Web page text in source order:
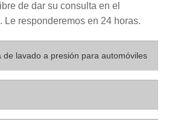
de dar su consulta en el
Le responderemos en 24 horas.